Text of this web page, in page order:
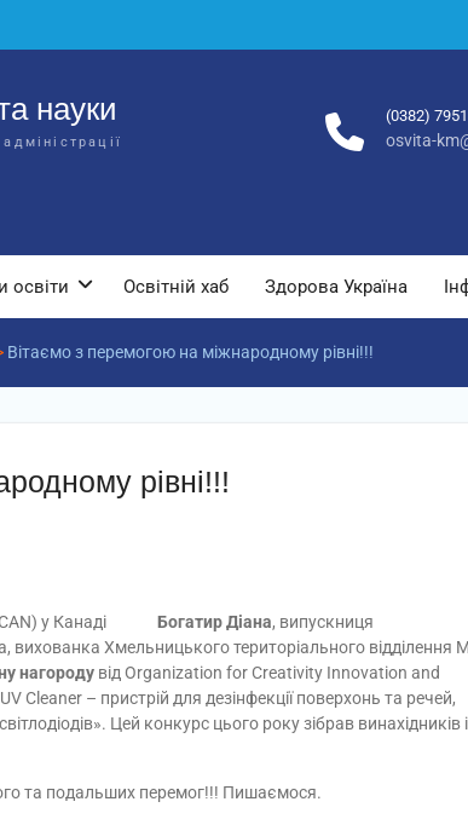
науки (0382)
osvita-
освіти Освітній хаб Здорова Україна
Вітаємо з перемогою на міжнародному рівні!!!
рівні!!!
у Канаді Богатир Діана, випускниця
вихованка Хмельницького територіального відділення
нагороду від Organization for Creativity Innovation and
Cleaner – пристрій для дезінфекції поверхонь та речей,
Цей конкурс цього року зібрав винахідників
та подальших перемог!!! Пишаємося.